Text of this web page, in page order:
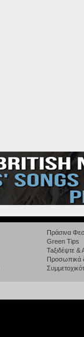
Πράσινα
Green Tips
Taξιδέψτε
Προσωπικά